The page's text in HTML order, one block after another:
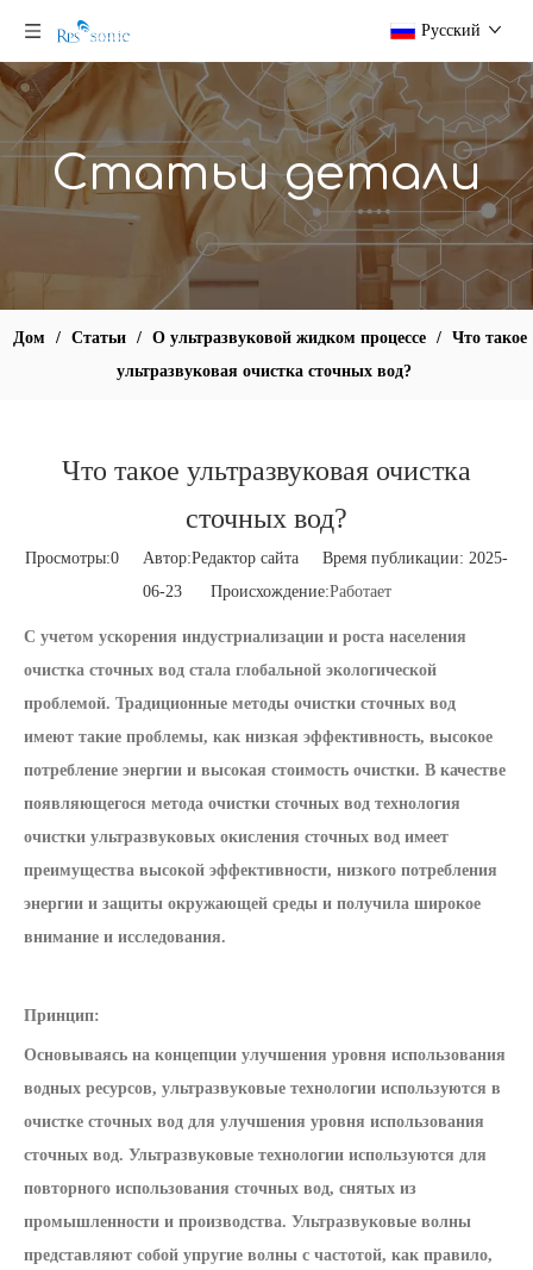
Pусский
Статьи детали
Дом / Статьи / О ультразвуковой жидком процессе / Что такое
ультразвуковая очистка сточных вод?
Что такое ультразвуковая очистка
сточных вод?
Просмотры:0 Автор:Pедактор сайта Время публикации: 2025-
06-23 Происхождение:Работает
С учетом ускорения индустриализации и роста населения
очистка сточных вод стала глобальной экологической
проблемой. Традиционные методы очистки сточных вод
имеют такие проблемы, как низкая эффективность, высокое
потребление энергии и высокая стоимость очистки. В качестве
появляющегося метода очистки сточных вод технология
очистки ультразвуковых окисления сточных вод имеет
преимущества высокой эффективности, низкого потребления
энергии и защиты окружающей среды и получила широкое
внимание и исследования.
Принцип:
Основываясь на концепции улучшения уровня использования
водных ресурсов, ультразвуковые технологии используются в
очистке сточных вод для улучшения уровня использования
сточных вод. Ультразвуковые технологии используются для
повторного использования сточных вод, снятых из
промышленности и производства. Ультразвуковые волны
представляют собой упругие волны с частотой, как правило,